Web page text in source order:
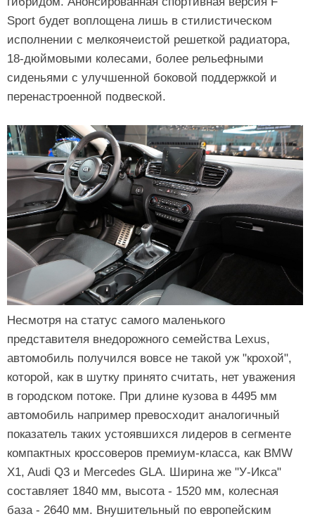
Sport будет воплощена лишь в стилистическом
исполнении с мелкоячеистой решеткой радиатора,
18-дюймовыми колесами, более рельефными
сиденьями с улучшенной боковой поддержкой и
перенастроенной подвеской.
Несмотря на статус самого маленького
представителя внедорожного семейства Lexus,
автомобиль получился вовсе не такой уж "крохой",
которой, как в шутку принято считать, нет уважения
в городском потоке. При длине кузова в 4495 мм
автомобиль например превосходит аналогичный
показатель таких устоявшихся лидеров в сегменте
компактных кроссоверов премиум-класса, как BMW
X1, Audi Q3 и Mercedes GLA. Ширина же "У-Икса"
составляет 1840 мм, высота - 1520 мм, колесная
база - 2640 мм. Внушительный по европейским